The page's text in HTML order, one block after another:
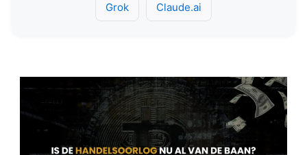
Grok Claude.ai